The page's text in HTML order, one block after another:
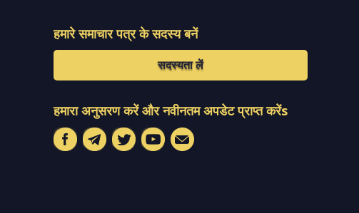
हमारे समाचार पत्र के सदस्य बनें
सदस्यता लें
हमारा अनुसरण करें और नवीनतम अपडेट प्राप्त करेंs